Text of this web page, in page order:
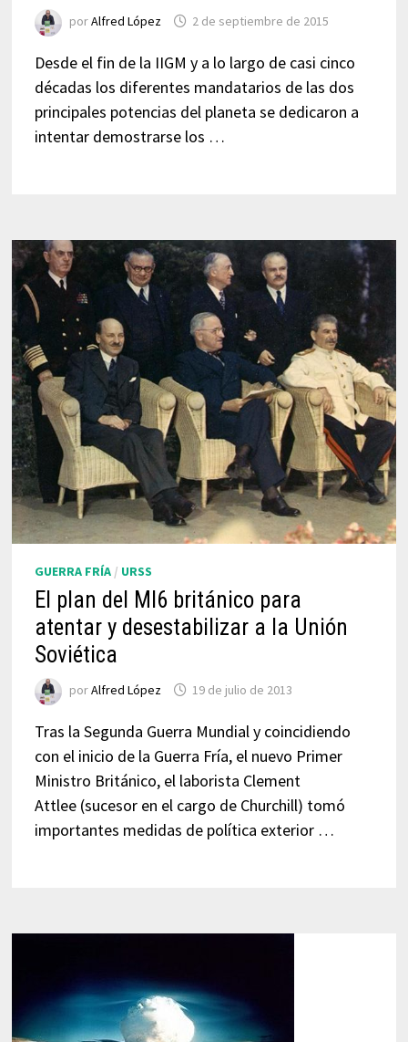
porAlfred López 2 de septiembre de 2015
Desde el fin de la IIGM y a lo largo de casi cinco
décadas los diferentes mandatarios de las dos
principales potencias del planeta se dedicaron a
intentar demostrarse los …
GUERRA FRÍA/ URSS
El plan del MI6 británico para
atentar y desestabilizar a la Unión
Soviética
porAlfred López 19 de julio de 2013
Tras la Segunda Guerra Mundial y coincidiendo
con el inicio de la Guerra Fría, el nuevo Primer
Ministro Británico, el laborista Clement
Attlee (sucesor en el cargo de Churchill) tomó
importantes medidas de política exterior …